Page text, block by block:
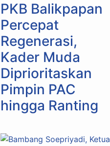
PKB Balikpapan
Percepat
Regenerasi,
Kader Muda
Diprioritaskan
Pimpin PAC
hingga Ranting